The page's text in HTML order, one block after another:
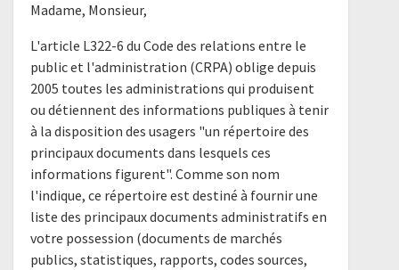
Madame, Monsieur,
L'article L322-6 du Code des relations entre le
public et l'administration (CRPA) oblige depuis
2005 toutes les administrations qui produisent
ou détiennent des informations publiques à tenir
à la disposition des usagers "un répertoire des
principaux documents dans lesquels ces
informations figurent". Comme son nom
l'indique, ce répertoire est destiné à fournir une
liste des principaux documents administratifs en
votre possession (documents de marchés
publics, statistiques, rapports, codes sources,